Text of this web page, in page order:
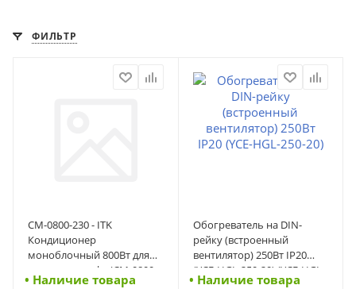
ФИЛЬТР
CM-0800-230 - ITK
Кондиционер
моноблочный 800Вт для
телеком. шкафа (CM-0800-
230)
• Наличие товара
Обогреватель на DIN-
рейку (встроенный
вентилятор) 250Вт IP20
(YCE-HGL-250-20) (YCE-HGL-
250-20)
• Наличие товара